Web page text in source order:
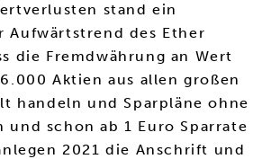
stand ein
Aufwärtstrend des Ether
die Fremdwährung an Wert
Aktien aus allen großen
handeln und Sparpläne ohne
und schon ab 1 Euro Sparrate
2021 die Anschrift und